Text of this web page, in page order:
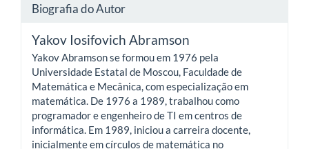
Biografia do Autor
Yakov Iosifovich Abramson
Yakov Abramson se formou em 1976 pela
Universidade Estatal de Moscou, Faculdade de
Matemática e Mecânica, com especialização em
matemática. De 1976 a 1989, trabalhou como
programador e engenheiro de TI em centros de
informática. Em 1989, iniciou a carreira docente,
inicialmente em círculos de matemática no